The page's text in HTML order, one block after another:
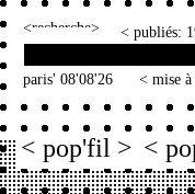
< > < publiés:
paris' 08'08'26 < mise
< pop'fil > <